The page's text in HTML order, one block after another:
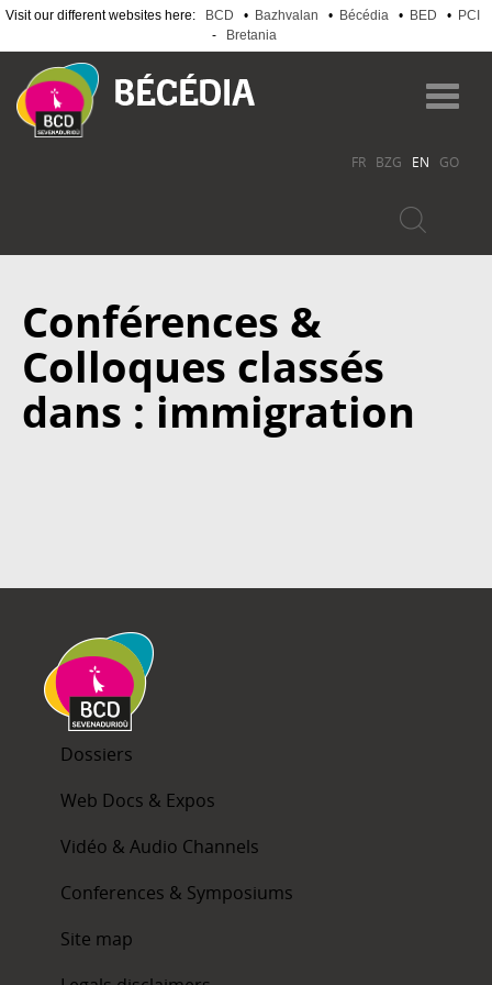
Visit our different websites here: BCD • Bazhvalan • Bécédia • BED • PCI
-
Bretania
main
content
FR BZG EN GO
Conférences &
Colloques classés
dans : immigration
Dossiers
Web Docs & Expos
Vidéo & Audio Channels
Conferences & Symposiums
Site map